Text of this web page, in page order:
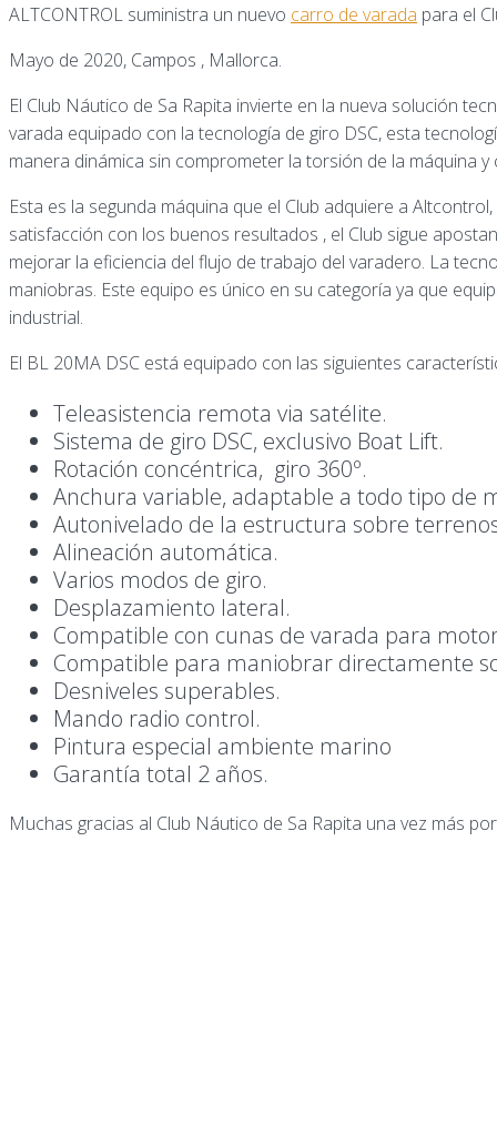
ALTCONTROL suministra un nuevo carro de varada para el
Mayo de 2020, Campos , Mallorca.
El Club Náutico de Sa Rapita invierte en la nueva solución
varada equipado con la tecnología de giro DSC, esta
manera dinámica sin comprometer la torsión de la máquina
Esta es la segunda máquina que el Club adquiere a
satisfacción con los buenos resultados , el Club sigue
mejorar la eficiencia del flujo de trabajo del varadero. La
maniobras. Este equipo es único en su categoría ya que
industrial.
El BL 20MA DSC está equipado con las siguientes
Teleasistencia remota via satélite.
Sistema de giro DSC, exclusivo Boat Lift.
Rotación concéntrica, giro 360º.
Anchura variable, adaptable a todo tipo de
Autonivelado de la estructura sobre
Alineación automática.
Varios modos de giro.
Desplazamiento lateral.
Compatible con cunas de varada para
Compatible para maniobrar directamente
Desniveles superables.
Mando radio control.
Pintura especial ambiente marino
Garantía total 2 años.
Muchas gracias al Club Náutico de Sa Rapita una vez más